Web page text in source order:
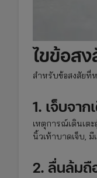
ไขข้อสง
สำหรับข้อสงสัยที่
1. เจ็บจา
เหตุการณ์เดินเต
นิ้วเท้าบาดเจ็บ,
2. ลื่นล้มถื